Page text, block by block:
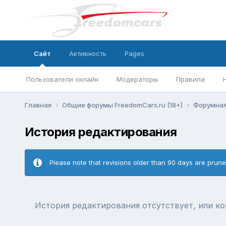
Сайт
Пользователи онлайн Модераторы Правила
Активность Pages
Главная Общие форумы FreedomCars.ru (18+)
История редактирования
Please note that revisions older than 90 days are
История редактирования отсутствует, или